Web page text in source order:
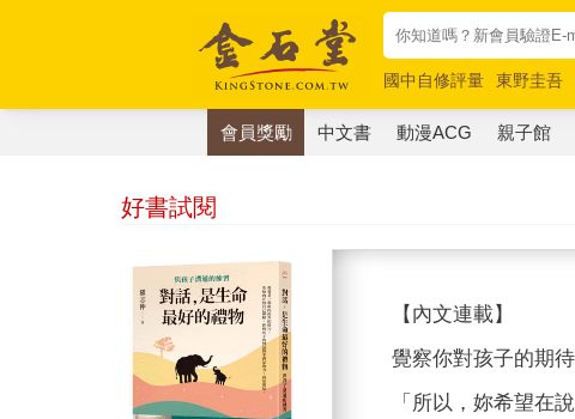
國中自修評量 東野圭吾
唯紅花綻放
奧德賽 路
會員獎勵 中文書 動漫ACG 親子館
好書試閱
【內文連載】
覺察你對孩子的期待
「所以，妳希望在